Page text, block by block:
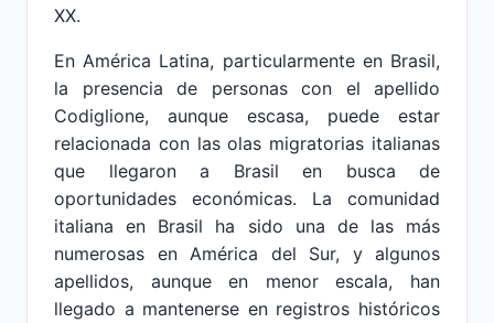
XX.
En América Latina, particularmente en Brasil,
la presencia de personas con el apellido
Codiglione, aunque escasa, puede estar
relacionada con las olas migratorias italianas
que llegaron a Brasil en busca de
oportunidades económicas. La comunidad
italiana en Brasil ha sido una de las más
numerosas en América del Sur, y algunos
apellidos, aunque en menor escala, han
llegado a mantenerse en registros históricos